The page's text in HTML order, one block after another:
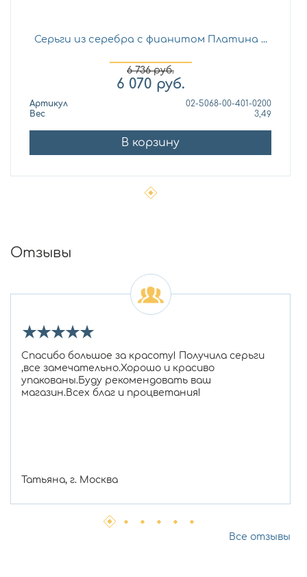
Серьги из серебра с фианитом Платина ...
6 736руб.
6 070 руб.
Артикул
02-5068-00-401-0200
Вес
3,49
В корзину
Отзывы
★★★★★
Спасибо большое за красоту! Получила серьги
,все замечательно.Хорошо и красиво
упакованы.Буду рекомендовать ваш
магазин.Всех благ и процветания!
Татьяна, г. Москва
Все отзывы